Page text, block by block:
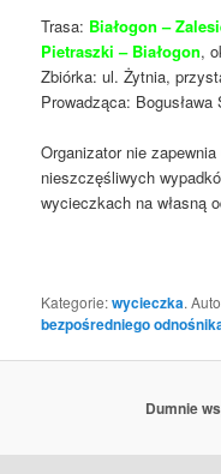
Trasa: Białogon –
Pietraszki – Białogon,
Zbiórka: ul. Żytnia,
Prowadząca:
Organizator nie
nieszczęśliwych
wycieczkach na własną
Kategorie:wycieczka.
bezpośredniego
Dumnie